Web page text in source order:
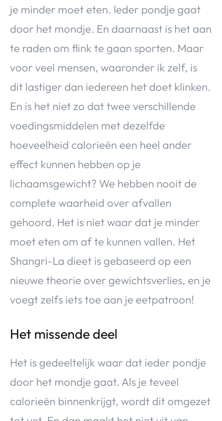
je minder moet eten. Ieder pondje gaat
door het mondje. En daarnaast is het aan
te raden om flink te gaan sporten. Maar
voor veel mensen, waaronder ik zelf, is
dit lastiger dan iedereen het doet klinken.
En is het niet zo dat twee verschillende
voedingsmiddelen met dezelfde
hoeveelheid calorieën een heel ander
effect kunnen hebben op je
lichaamsgewicht? We hebben nooit de
complete waarheid over afvallen
gehoord. Het is niet waar dat je minder
moet eten om af te kunnen vallen. Het
Shangri-La dieet is gebaseerd op een
nieuwe theorie over gewichtsverlies, en je
voegt zelfs iets toe aan je eetpatroon!
Het missende deel
Het is gedeeltelijk waar dat ieder pondje
door het mondje gaat. Als je teveel
calorieën binnenkrijgt, wordt dit omgezet